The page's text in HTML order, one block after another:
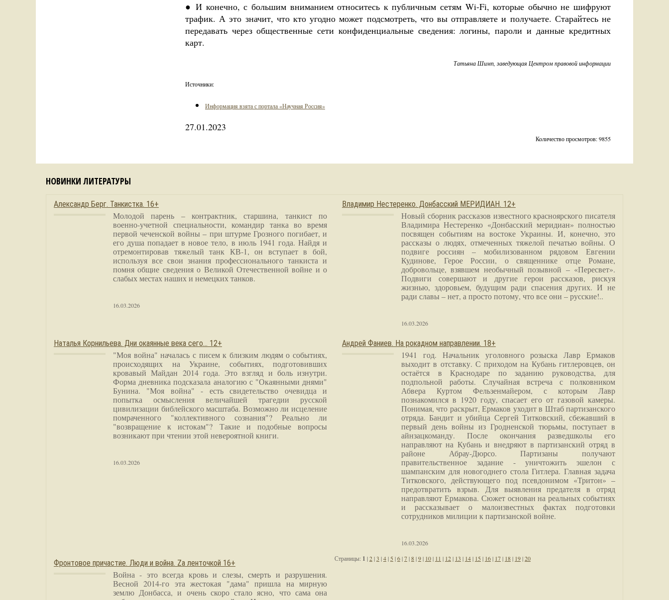
● И конечно, с большим вниманием относитесь к публичным сетям Wi-Fi, которые обычно не шифруют
трафик. А это значит, что кто угодно может подсмотреть, что вы отправляете и получаете. Старайтесь не
передавать через общественные сети конфиденциальные сведения: логины, пароли и данные кредитных
карт.
Татьяна Шимп, заведующая Центром правовой информации
Источники:
Информация взята с портала «Научная Россия»
27.01.2023
Количество просмотров: 9855
НОВИНКИ ЛИТЕРАТУРЫ
Александр Берг. Танкистка. 16+
Молодой парень – контрактник, старшина, танкист по
военно-учетной специальности, командир танка во время
первой чеченской войны – при штурме Грозного погибает, и
его душа попадает в новое тело, в июль 1941 года. Найдя и
отремонтировав тяжелый танк КВ-1, он вступает в бой,
используя все свои знания профессионального танкиста и
помня общие сведения о Великой Отечественной войне и о
слабых местах наших и немецких танков.
16.03.2026
Владимир Нестеренко. Донбасский МЕРИДИАН. 12+
Новый сборник рассказов известного красноярского писателя
Владимира Нестеренко «Донбасский меридиан» полностью
посвящен событиям на востоке Украины. И, конечно, это
рассказы о людях, отмеченных тяжелой печатью войны. О
подвиге россиян – мобилизованном рядовом Евгении
Кудинове, Герое России, о священнике отце Романе,
добровольце, взявшем необычный позывной – «Пересвет».
Подвиги совершают и другие герои рассказов, рискуя
жизнью, здоровьем, будущим ради спасения других. И не
ради славы – нет, а просто потому, что все они – русские!..
16.03.2026
Наталья Корнильева. Дни окаянные века сего… 12+
"Моя война" началась с писем к близким людям о событиях,
происходящих на Украине, событиях, подготовивших
кровавый Майдан 2014 года. Это взгляд и боль изнутри.
Форма дневника подсказала аналогию с "Окаянными днями"
Бунина. "Моя война" - есть свидетельство очевидца и
попытка осмысления величайшей трагедии русской
цивилизации библейского масштаба. Возможно ли исцеление
помраченного "коллективного сознания"? Реально ли
"возвращение к истокам"? Такие и подобные вопросы
возникают при чтении этой невероятной книги.
16.03.2026
Андрей Фаниев. На рокадном направлении. 18+
1941 год. Начальник уголовного розыска Лавр Ермаков
выходит в отставку. С приходом на Кубань гитлеровцев, он
остаётся в Краснодаре по заданию руководства, для
подпольной работы. Случайная встреча с полковником
Абвера Куртом Фельзенмайером, с которым Лавр
познакомился в 1920 году, спасает его от газовой камеры.
Понимая, что раскрыт, Ермаков уходит в Штаб партизанского
отряда. Бандит и убийца Сергей Титковский, сбежавший в
первый день войны из Гродненской тюрьмы, поступает в
айнзацкоманду. После окончания разведшколы его
направляют на Кубань и внедряют в партизанский отряд в
районе Абрау-Дюрсо. Партизаны получают
правительственное задание - уничтожить эшелон с
шампанским для новогоднего стола Гитлера. Главная задача
Титковского, действующего под псевдонимом «Тритон» –
предотвратить взрыв. Для выявления предателя в отряд
направляют Ермакова. Сюжет основан на реальных событиях
и рассказывает о малоизвестных фактах подготовки
сотрудников милиции к партизанской войне.
16.03.2026
Фронтовое причастие. Люди и война. Zа ленточкой 16+
Война - это всегда кровь и слезы, смерть и разрушения.
Весной 2014-го эта жестокая "дама" пришла на мирную
землю Донбасса, и очень скоро стало ясно, что сама она
Страницы: 1 |2|3 |4| 5 |6|7|8|9| 10| 11 | 12| 13 | 14| 15 | 16| 17| 18| 19|20